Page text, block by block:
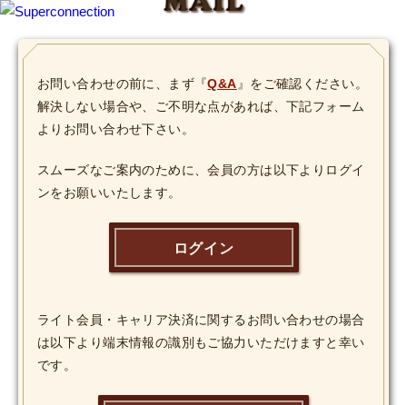
お問い合わせの前に、まず『Q&A 』をご確認ください。
解決しない場合や、ご不明な点があれば、下記フォーム
よりお問い合わせ下さい。
スムーズなご案内のために、会員の方は以下よりログイ
ンをお願いいたします。
ログイン
ライト会員・キャリア決済に関するお問い合わせの場合
は以下より端末情報の識別もご協力いただけますと幸い
です。
INFO
SHIHO’s DIARY
STAFF DIARY
SHIHO’s VOICE
SPECIAL
#Throwback